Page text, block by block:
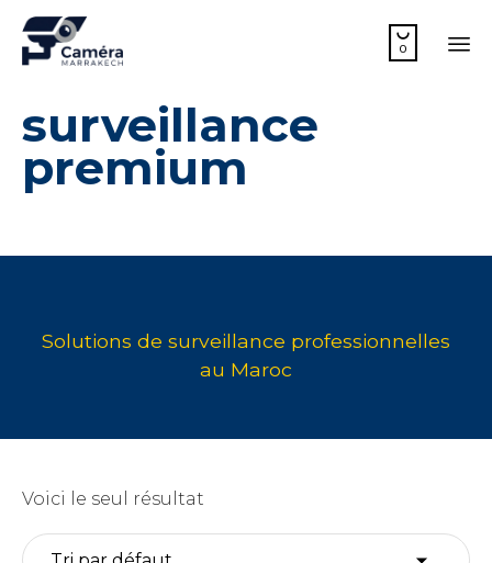

0
surveillance
premium
Voici le seul résultat